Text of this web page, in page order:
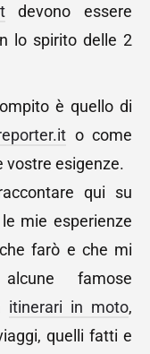
devono essere
lo spirito delle 2
è quello di
o come
vostre esigenze.
qui su
mie esperienze
farò e che mi
famose
itinerari in moto,
quelli fatti e